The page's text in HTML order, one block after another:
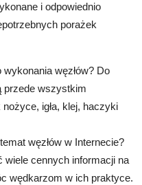
i odpowiednio
porażek
węzłów? Do
przede wszystkim
igła, klej, haczyki
węzłów w Internecie?
wiele cennych informacji na
wędkarzom w ich praktyce.